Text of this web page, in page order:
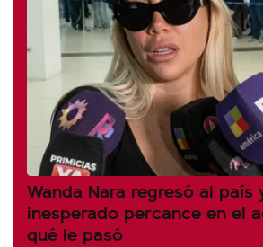
Wanda Nara regresó al país
inesperado percance en el
qué le pasó